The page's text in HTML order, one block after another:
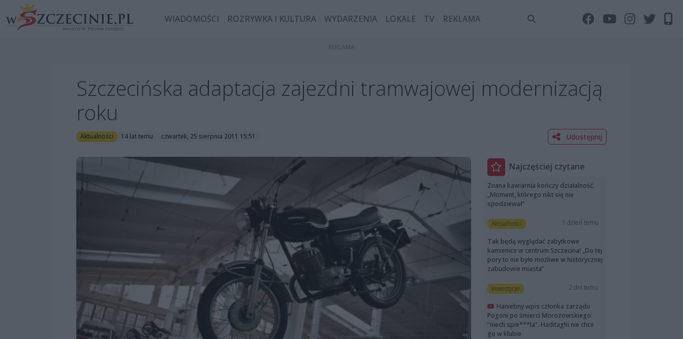
WIADOMOŚCI ROZRYWKA I KULTURA WYDARZENIA LOKALE TV REKLAMA
Szczecińska adaptacja zajezdni tramwajowej modernizacją
roku
Aktualności 14 lat temu czwartek, 25 sierpnia 2011 15:51 Udostępnij
Najczęściej czytane
Znana kawiarnia kończy działalność.
„Moment, którego nikt się nie
spodziewał”
Aktualności 1 dzień temu
Tak będą wyglądać zabytkowe
kamienice w centrum Szczecina! „Do tej
pory to nie było możliwe w historycznej
zabudowie miasta”
Inwestycje 2 dni temu
Haniebny wpis członka zarządu
Pogoni po śmierci Morozowskiego:
“niech spie***la”. Haditaghi nie chce
go w klubie